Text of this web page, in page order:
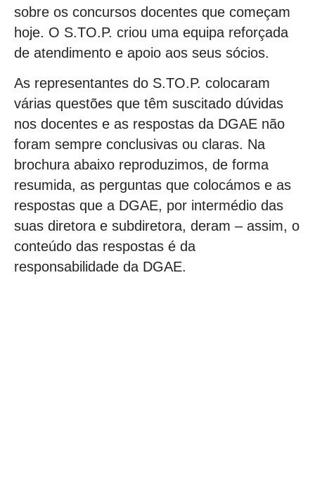
sobre os concursos docentes que começam
hoje. O S.TO.P. criou uma equipa reforçada
de atendimento e apoio aos seus sócios.
As representantes do S.TO.P. colocaram
várias questões que têm suscitado dúvidas
nos docentes e as respostas da DGAE não
foram sempre conclusivas ou claras. Na
brochura abaixo reproduzimos, de forma
resumida, as perguntas que colocámos e as
respostas que a DGAE, por intermédio das
suas diretora e subdiretora, deram – assim, o
conteúdo das respostas é da
responsabilidade da DGAE.